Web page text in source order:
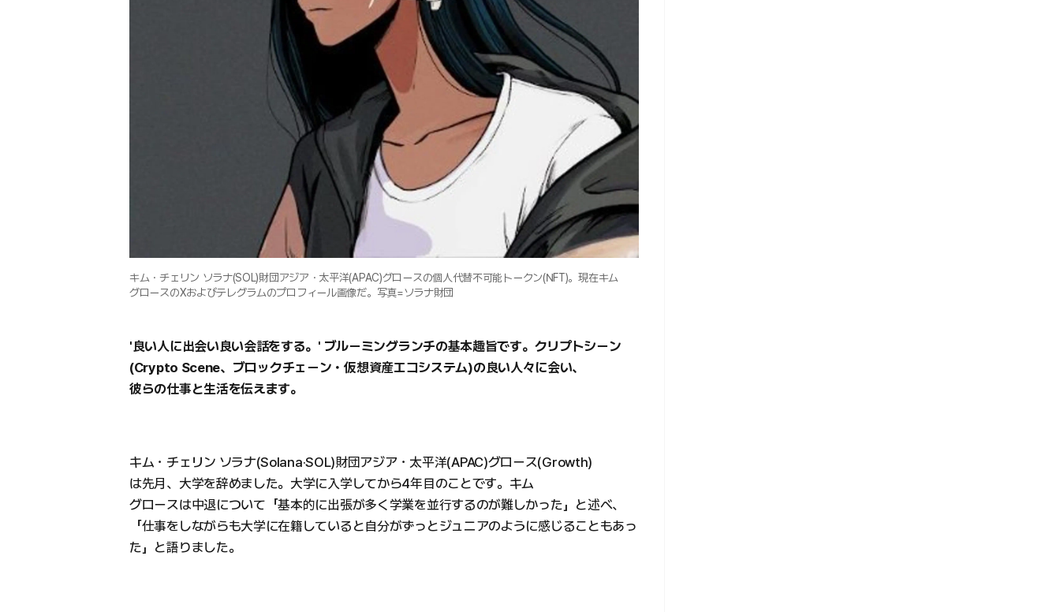
キム・チェリン ソラナ(SOL)財団アジア・太平洋(APAC)グロースの個人代替不可能トークン(NFT)。現在キム
グロースのXおよびテレグラムのプロフィール画像だ。写真=ソラナ財団
'良い人に出会い良い会話をする。' ブルーミングランチの基本趣旨です。クリプトシーン
(Crypto Scene、ブロックチェーン・仮想資産エコシステム)の良い人々に会い、
彼らの仕事と生活を伝えます。
キム・チェリン ソラナ(Solana·SOL)財団アジア・太平洋(APAC)グロース(Growth)
は先月、大学を辞めました。大学に入学してから4年目のことです。キム
グロースは中退について「基本的に出張が多く学業を並行するのが難しかった」と述べ、
「仕事をしながらも大学に在籍していると自分がずっとジュニアのように感じることもあっ
た」と語りました。